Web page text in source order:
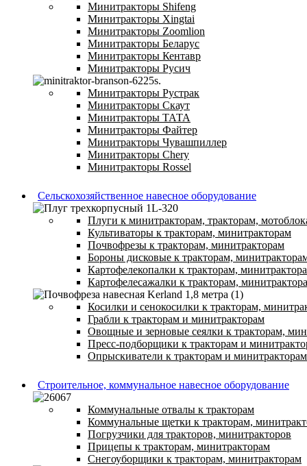
Минитракторы Shifeng
Минитракторы Xingtai
Минитракторы Zoomlion
Минитракторы Беларус
Минитракторы Кентавр
Минитракторы Русич
Минитракторы Рустрак
Минитракторы Скаут
Минитракторы ТАТА
Минитракторы Файтер
Минитракторы Чувашпиллер
Минитракторы Chery
Минитракторы Rossel
Сельскохозяйственное навесное оборудование
Плуги к минитракторам, тракторам,
Культиваторы к тракторам, минитракторам
Почвофрезы к тракторам, минитракторам
Бороны дисковые к тракторам,
Картофелекопалки к тракторам,
Картофелесажалки к тракторам,
Косилки и сенокосилки к тракторам,
Грабли к тракторам и минитракторам
Овощные и зерновые сеялки к тракторам,
Пресс-подборщики к тракторам и
Опрыскиватели к тракторам и минитракторам
Строительное, коммунальное навесное оборудование
Коммунальные отвалы к тракторам
Коммунальные щетки к тракторам,
Погрузчики для тракторов, минитракторов
Прицепы к тракторам, минитракторам
Снегоуборщики к тракторам, минитракторам